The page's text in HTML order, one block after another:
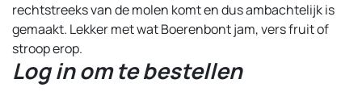
rechtstreeks van de molen komt en dus ambachtelijk is
gemaakt. Lekker met wat Boerenbont jam, vers fruit of
stroop erop.
Log in om te bestellen